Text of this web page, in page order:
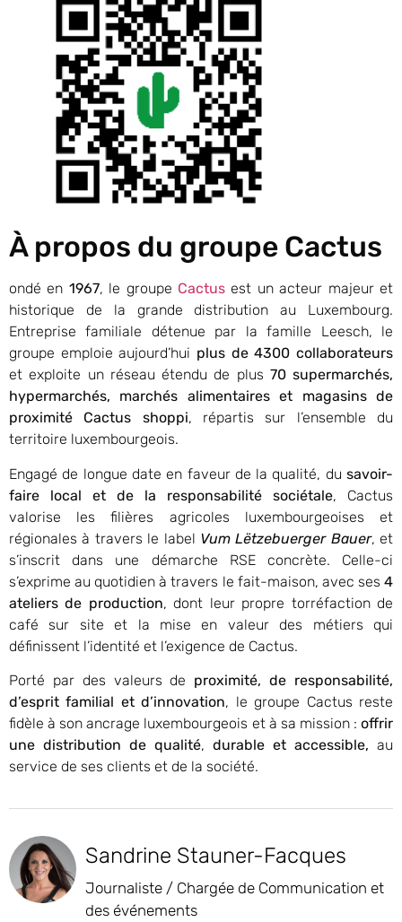
À propos du groupe Cactus
ondé en 1967, le groupe Cactus est un acteur majeur et
historique de la grande distribution au Luxembourg.
Entreprise familiale détenue par la famille Leesch, le
groupe emploie aujourd’hui plus de 4300 collaborateurs
et exploite un réseau étendu de plus 70 supermarchés,
hypermarchés, marchés alimentaires et magasins de
proximité Cactus shoppi, répartis sur l’ensemble du
territoire luxembourgeois.
Engagé de longue date en faveur de la qualité, du savoir-
faire local et de la responsabilité sociétale, Cactus
valorise les filières agricoles luxembourgeoises et
régionales à travers le label Vum Lëtzebuerger Bauer, et
s’inscrit dans une démarche RSE concrète. Celle-ci
s’exprime au quotidien à travers le fait-maison, avec ses 4
ateliers de production, dont leur propre torréfaction de
café sur site et la mise en valeur des métiers qui
définissent l’identité et l’exigence de Cactus.
Porté par des valeurs de proximité, de responsabilité,
d’esprit familial et d’innovation, le groupe Cactus reste
fidèle à son ancrage luxembourgeois et à sa mission : offrir
une distribution de qualité, durable et accessible, au
service de ses clients et de la société.
Sandrine Stauner-Facques
Journaliste / Chargée de Communication et
des événements